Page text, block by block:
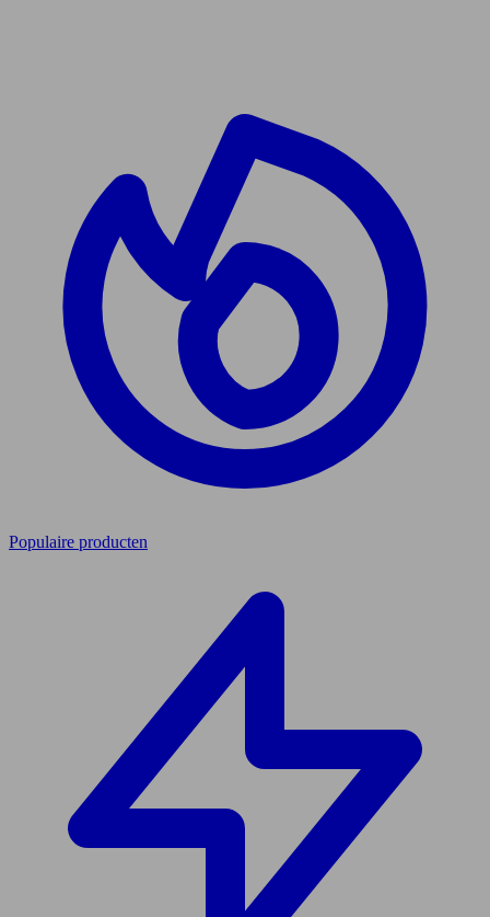
Populaire producten